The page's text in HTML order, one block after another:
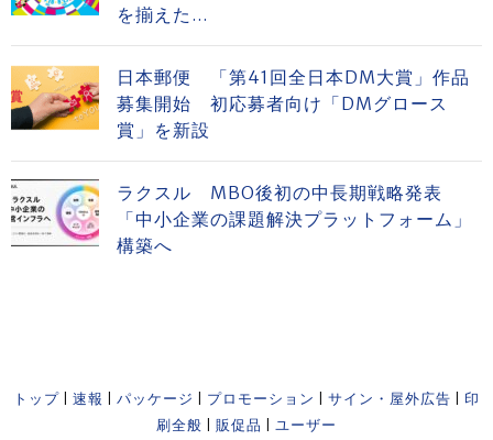
を揃えた...
日本郵便 「第41回全日本DM大賞」作品
募集開始 初応募者向け「DMグロース
賞」を新設
ラクスル MBO後初の中長期戦略発表
「中小企業の課題解決プラットフォーム」
構築へ
トップ 速報 パッケージ プロモーション サイン・屋外広告
印
刷全般
販促品 ユーザー